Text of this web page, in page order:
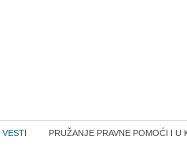
VESTI
PRUŽANJE PRAVNE POMOĆI I U